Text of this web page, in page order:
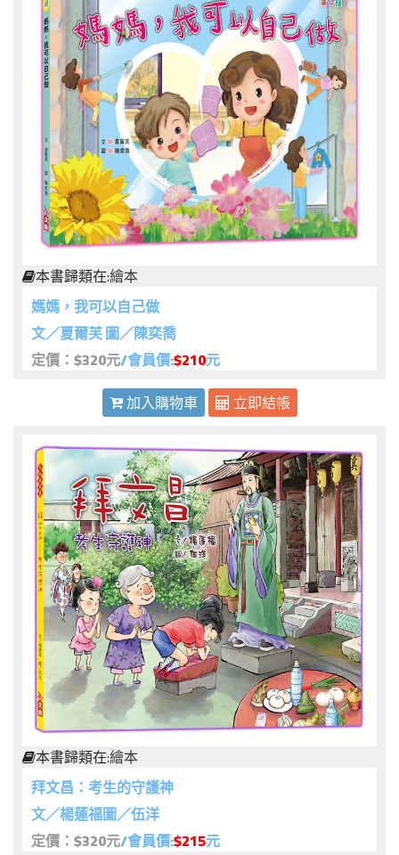
本書歸類在:繪本
媽媽，我可以自己做
文／夏爾芙 圖／陳奕喬
定價：$320元/會員價:$210元
加入購物車
立即結帳
本書歸類在:繪本
拜文昌：考生的守護神
文／楊蓮福圖／伍洋
定價：$320元/會員價:$215元